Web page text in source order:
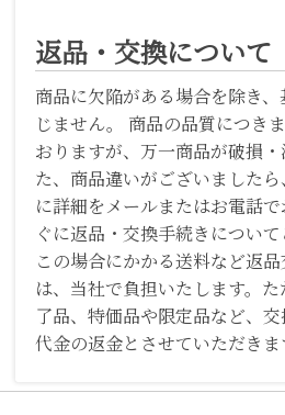
返品・交換について
商品に欠陥がある場合を除き
じません。 商品の品質につき
おりますが、万一商品が破損
た、商品違いがございました
に詳細をメールまたはお電話
ぐに返品・交換手続きについて
この場合にかかる送料など返
は、当社で負担いたします。
了品、特価品や限定品など、
代金の返金とさせていただきま